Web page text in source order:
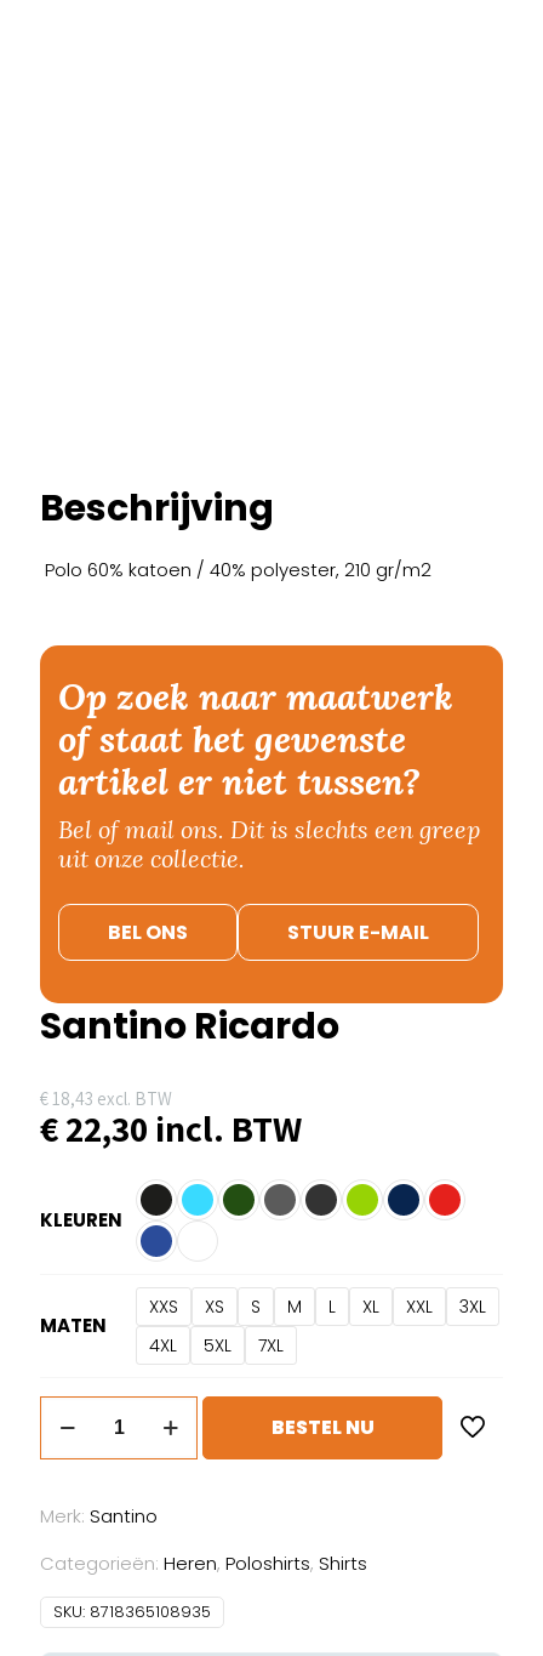
Beschrijving
Polo 60% katoen / 40% polyester, 210 gr/m2
Op zoek naar maatwerk
of staat het gewenste
artikel er niet tussen?
Bel of mail ons. Dit is slechts een greep
uit onze collectie.
BEL ONS STUUR E-MAIL
Santino Ricardo
€ 18,43 excl. BTW
€22,30 incl. BTW
KLEUREN
MATEN
XXS XS S M L XL XXL
3XL
4XL
5XL 7XL
Ricardo
aantal
BESTEL NU
Merk: Santino
Categorieën: Heren, Poloshirts, Shirts
SKU: 8718365108935